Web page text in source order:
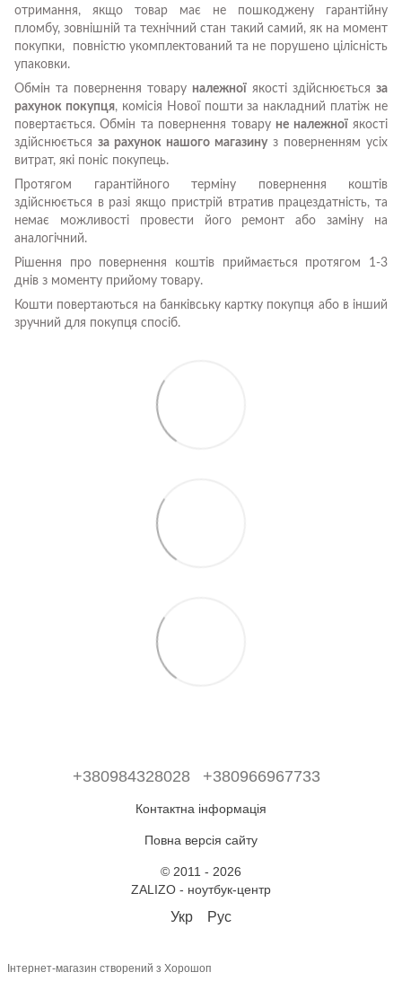
отримання, якщо товар має не пошкоджену гарантійну
пломбу, зовнішній та технічний стан такий самий, як на момент
покупки, повністю укомплектований та не порушено цілісність
упаковки.
Обмін та повернення товару належної якості здійснюється за
рахунок покупця, комісія Нової пошти за накладний платіж не
повертається. Обмін та повернення товару не належноїякості
здійснюється за рахунок нашого магазинуз поверненням усіх
витрат, які поніс покупець.
Протягом гарантійного терміну повернення коштів
здійснюється в разі якщо пристрій втратив працездатність, та
немає можливості провести його ремонт або заміну на
аналогічний.
Рішення про повернення коштів приймається протягом 1-3
днів з моменту прийому товару.
Кошти повертаються на банківську картку покупця або в інший
зручний для покупця спосіб.
+380984328028 +380966967733
Контактна інформація
Повна версія сайту
© 2011 - 2026
ZALIZO - ноутбук-центр
Укр Рус
Інтернет-магазин створений з Хорошоп